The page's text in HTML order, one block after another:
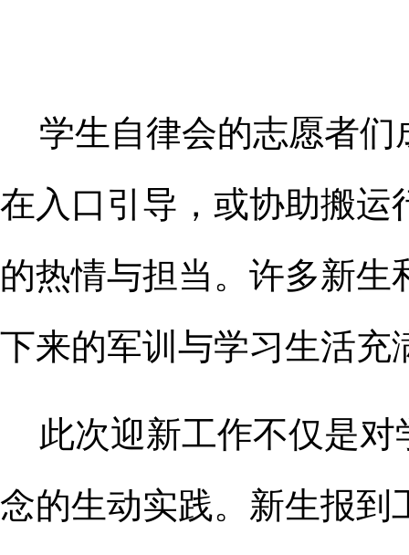
学生自律会的志愿者
在入口引导，或协助搬运
的热情与担当。许多新
下来的军训与学习生活充
此次迎新工作不仅是
念的生动实践。新生报到